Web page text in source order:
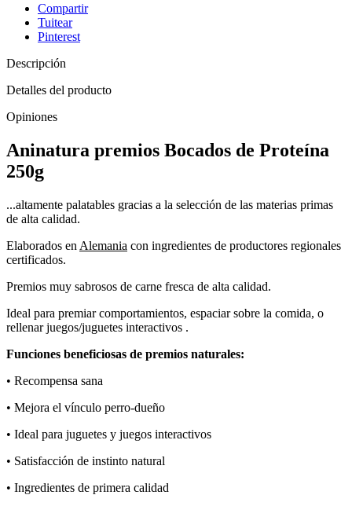
Compartir
Tuitear
Pinterest
Descripción
Detalles del producto
Opiniones
Aninatura premios Bocados de Proteína
250g
...altamente palatables gracias a la selección de las materias primas
de alta calidad.
Elaborados en Alemania con ingredientes de productores regionales
certificados.
Premios muy sabrosos de carne fresca de alta calidad.
Ideal para premiar comportamientos, espaciar sobre la comida, o
rellenar juegos/juguetes interactivos .
Funciones beneficiosas de premios naturales:
• Recompensa sana
• Mejora el vínculo perro-dueño
• Ideal para juguetes y juegos interactivos
• Satisfacción de instinto natural
• Ingredientes de primera calidad